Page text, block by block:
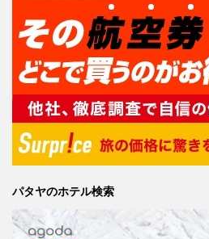
パタヤのホテル検索